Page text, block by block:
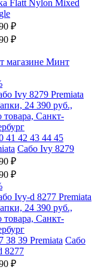
Flatt Nylon Mixed
₽
₽
41 42 43 44 45
Сабо Ivy 8279
₽
₽
38 39 Premiata Сабо
8277
₽